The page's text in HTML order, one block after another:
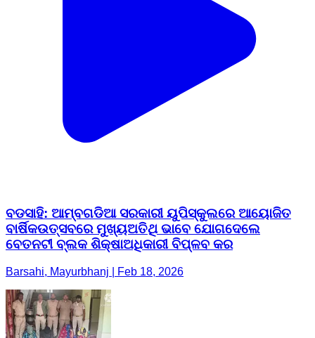
ବଡସାହି: ଆମ୍ବଗଡିଆ ସରକାରୀ ୟୁପିସ୍କୁଲରେ ଆୟୋଜିତ
ବାର୍ଷିକଉତ୍ସବରେ ମୁଖ୍ୟଅତିଥି ଭାବେ ଯୋଗଦେଲେ
ବେତନଟୀ ବ୍ଲକ ଶିକ୍ଷାଅଧିକାରୀ ବିପ୍ଳବ କର
Barsahi, Mayurbhanj | Feb 18, 2026